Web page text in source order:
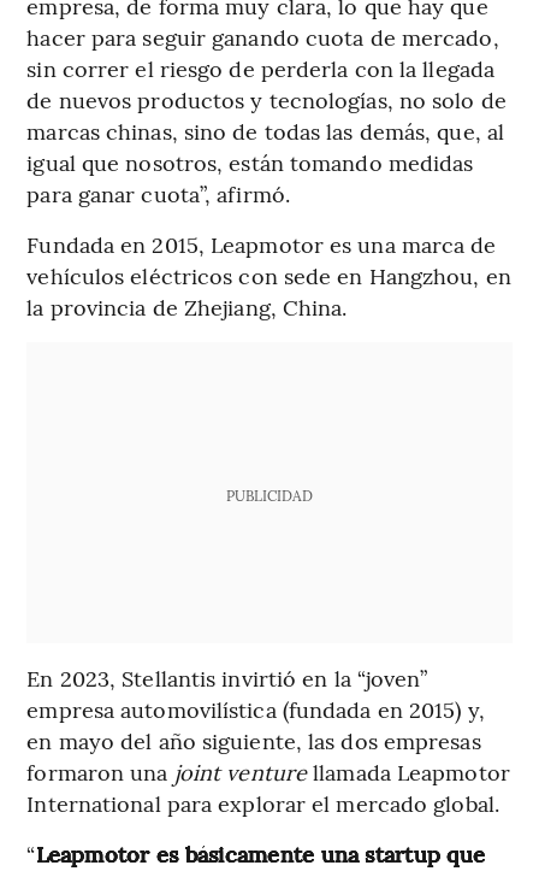
hacer para seguir ganando cuota de mercado,
sin correr el riesgo de perderla con la llegada
de nuevos productos y tecnologías, no solo de
marcas chinas, sino de todas las demás, que, al
igual que nosotros, están tomando medidas
para ganar cuota”, afirmó.
Fundada en 2015, Leapmotor es una marca de
vehículos eléctricos con sede en Hangzhou, en
la provincia de Zhejiang, China.
PUBLICIDAD
En 2023, Stellantis invirtió en la “joven”
empresa automovilística (fundada en 2015) y,
en mayo del año siguiente, las dos empresas
formaron una joint venturellamada Leapmotor
International para explorar el mercado global.
“Leapmotor es básicamente una startup que